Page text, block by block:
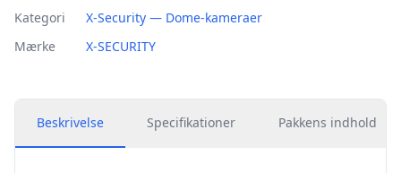
Kategori
X-Security — Dome-kameraer
Mærke
X-SECURITY
Beskrivelse Specifikationer Pakkens indhold